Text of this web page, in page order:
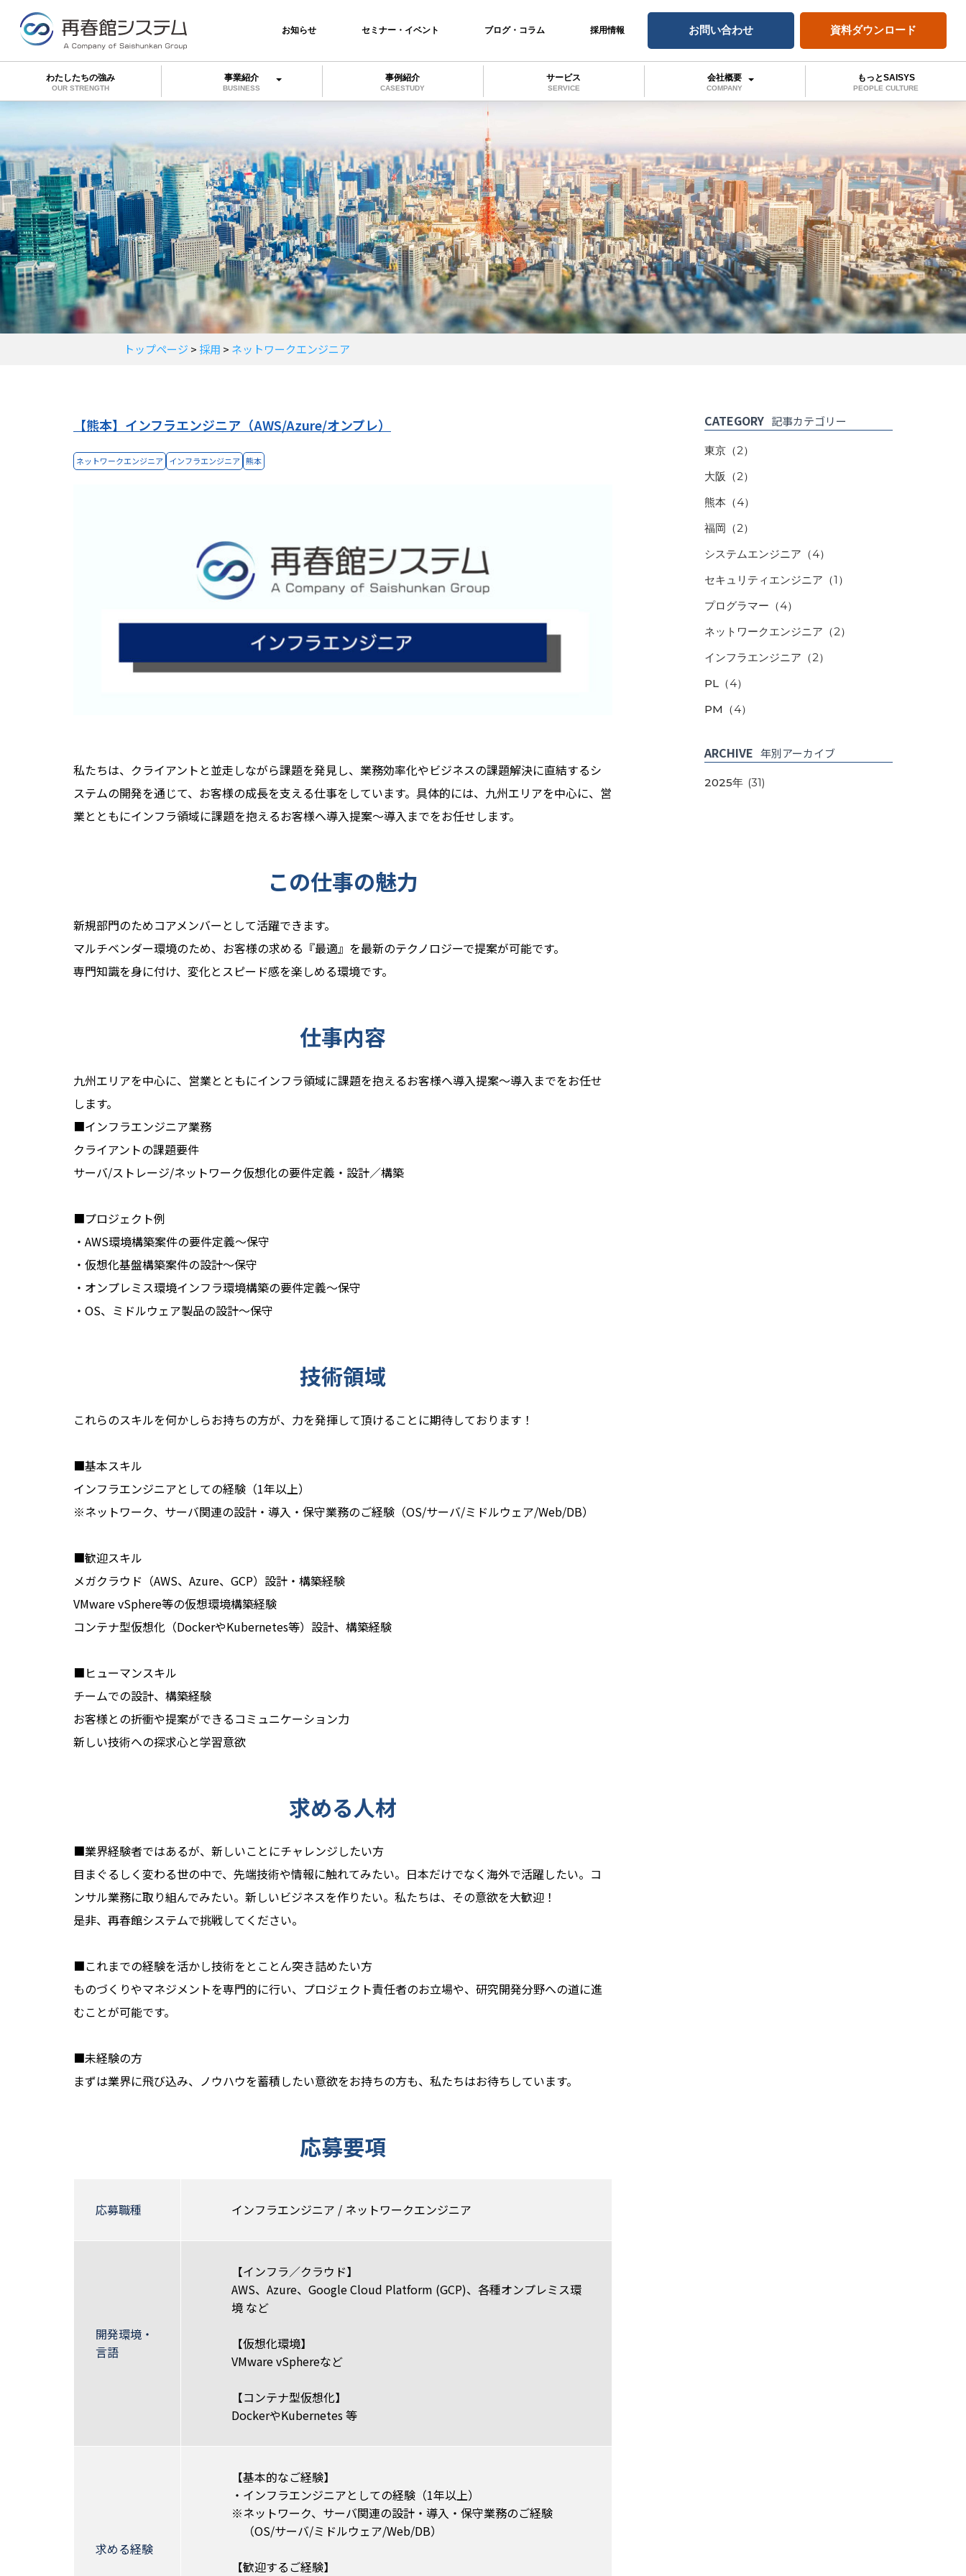
お知らせ セミナー・イベント ブログ・コラム 採用情報 お問い合わせ 資料ダウンロード
わたしたちの強み
OUR STRENGTH
事業紹介
BUSINESS
事例紹介
CASESTUDY
サービス
SERVICE
会社概要
COMPANY
もっとSAISYS
PEOPLE CULTURE
トップページ > 採用 > ネットワークエンジニア
【熊本】インフラエンジニア（AWS/Azure/オンプレ）
ネットワークエンジニア インフラエンジニア 熊本
私たちは、クライアントと並走しながら課題を発見し、業務効率化やビジネスの課題解決に直結するシ
ステムの開発を通じて、お客様の成長を支える仕事をしています。具体的には、九州エリアを中心に、営
業とともにインフラ領域に課題を抱えるお客様へ導入提案～導入までをお任せします。
この仕事の魅力
新規部門のためコアメンバーとして活躍できます。
マルチベンダー環境のため、お客様の求める『最適』を最新のテクノロジーで提案が可能です。
専門知識を身に付け、変化とスピード感を楽しめる環境です。
仕事内容
九州エリアを中心に、営業とともにインフラ領域に課題を抱えるお客様へ導入提案～導入までをお任せ
します。
■インフラエンジニア業務
クライアントの課題要件
サーバ/ストレージ/ネットワーク仮想化の要件定義・設計／構築
■プロジェクト例
・AWS環境構築案件の要件定義～保守
・仮想化基盤構築案件の設計～保守
・オンプレミス環境インフラ環境構築の要件定義～保守
・OS、ミドルウェア製品の設計～保守
技術領域
これらのスキルを何かしらお持ちの方が、力を発揮して頂けることに期待しております！
■基本スキル
インフラエンジニアとしての経験（1年以上）
※ネットワーク、サーバ関連の設計・導入・保守業務のご経験（OS/サーバ/ミドルウェア/Web/DB）
■歓迎スキル
メガクラウド（AWS、Azure、GCP）設計・構築経験
VMware vSphere等の仮想環境構築経験
コンテナ型仮想化（DockerやKubernetes等）設計、構築経験
■ヒューマンスキル
チームでの設計、構築経験
お客様との折衝や提案ができるコミュニケーション力
新しい技術への探求心と学習意欲
求める人材
■業界経験者ではあるが、新しいことにチャレンジしたい方
目まぐるしく変わる世の中で、先端技術や情報に触れてみたい。日本だけでなく海外で活躍したい。コ
ンサル業務に取り組んでみたい。新しいビジネスを作りたい。私たちは、その意欲を大歓迎！
是非、再春館システムで挑戦してください。
■これまでの経験を活かし技術をとことん突き詰めたい方
ものづくりやマネジメントを専門的に行い、プロジェクト責任者のお立場や、研究開発分野への道に進
むことが可能です。
■未経験の方
まずは業界に飛び込み、ノウハウを蓄積したい意欲をお持ちの方も、私たちはお待ちしています。
応募要項
応募職種 インフラエンジニア / ネットワークエンジニア
開発環境・
言語
【インフラ／クラウド】
AWS、Azure、Google Cloud Platform (GCP)、各種オンプレミス環
境 など
【仮想化環境】
VMware vSphereなど
【コンテナ型仮想化】
DockerやKubernetes 等
求める経験
【基本的なご経験】
・インフラエンジニアとしての経験（1年以上）
※ネットワーク、サーバ関連の設計・導入・保守業務のご経験
（OS/サーバ/ミドルウェア/Web/DB）
【歓迎するご経験】
CATEGORY 記事カテゴリー
東京（2）
大阪 （2）
熊本 （4）
福岡 （2）
システムエンジニア （4）
セキュリティエンジニア （1）
プログラマー （4）
ネットワークエンジニア （2）
インフラエンジニア （2）
PL（4）
PM （4）
ARCHIVE 年別アーカイブ
2025年 (31)